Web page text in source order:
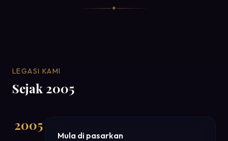
✦
LEGASI KAMI
Sejak 2005
2005
Mula di pasarkan